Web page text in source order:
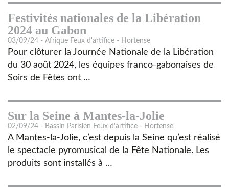
Festivités nationales de la Libération
2024 au Gabon
03/09/24 - Afrique Feux d'artifice - Hortense
Pour clôturer la Journée Nationale de la Libération
du 30 août 2024, les équipes franco-gabonaises de
Soirs de Fêtes ont …
Sur la Seine à Mantes-la-Jolie
02/09/24 - Bassin Parisien Feux d'artifice - Hortense
A Mantes-la-Jolie, c’est depuis la Seine qu’est réalisé
le spectacle pyromusical de la Fête Nationale. Les
produits sont installés à …